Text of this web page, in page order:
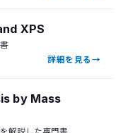
XPS
詳細を見る
by Mass
解説した専門書